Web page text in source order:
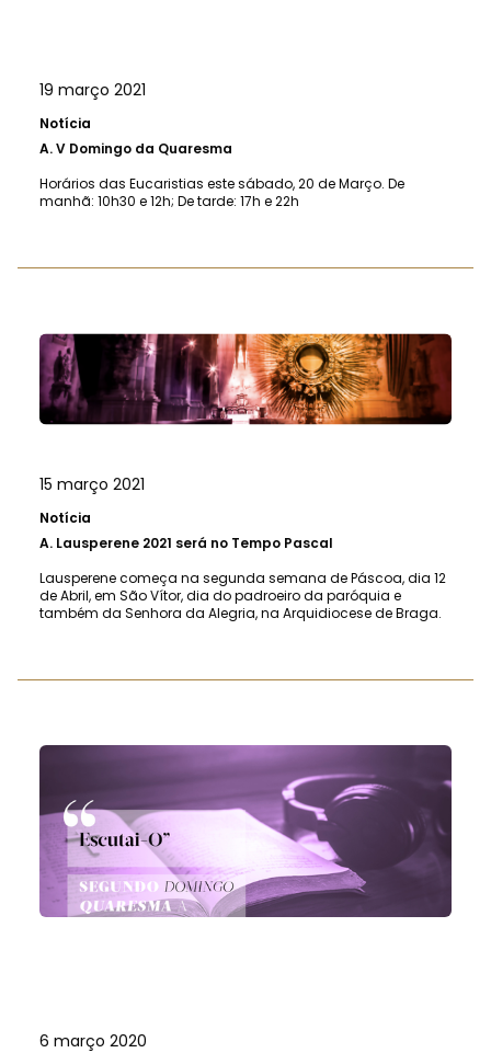
19 março 2021
Notícia
A.V Domingo da Quaresma
Horários das Eucaristias este sábado, 20 de Março. De
manhã: 10h30 e 12h; De tarde: 17h e 22h
15 março 2021
Notícia
A. Lausperene 2021 será no Tempo Pascal
Lausperene começa na segunda semana de Páscoa, dia 12
de Abril, em São Vítor, dia do padroeiro da paróquia e
também da Senhora da Alegria, na Arquidiocese de Braga.
6 março 2020